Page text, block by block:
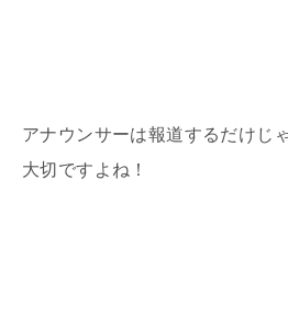
アナウンサーは報道するだけじ
大切ですよね！